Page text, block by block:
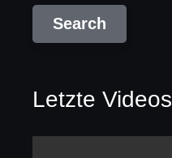
Letzte Videos